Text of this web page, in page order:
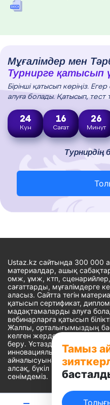
Тамыз
Мұғалімдер мен
Турнирге қатысып
Бірінші қатысып көріңіз.
алуға болады. Қатысып, тест
24
Күн
16
Сағат
26
Минут
Турнирдің
Ustaz.kz сайтында 300 000
материалдар, ашық
омж, ұмж, ктп, сценарийлер,
сағаттарды, мұғалімдерге
аласыз. Сайтта тегін
қатысып сертификат,
мадақтамаларды алуға
вебинарларға қатысып
Жалпы, орталығымыздың
келген жерде, кез-келген
беру. Ұстаздардың барлық
инновациялық шешім
айналысуына уақыт сыйлау.
алсақ, бүкіл Қазақ еліне
сенімдеміз.